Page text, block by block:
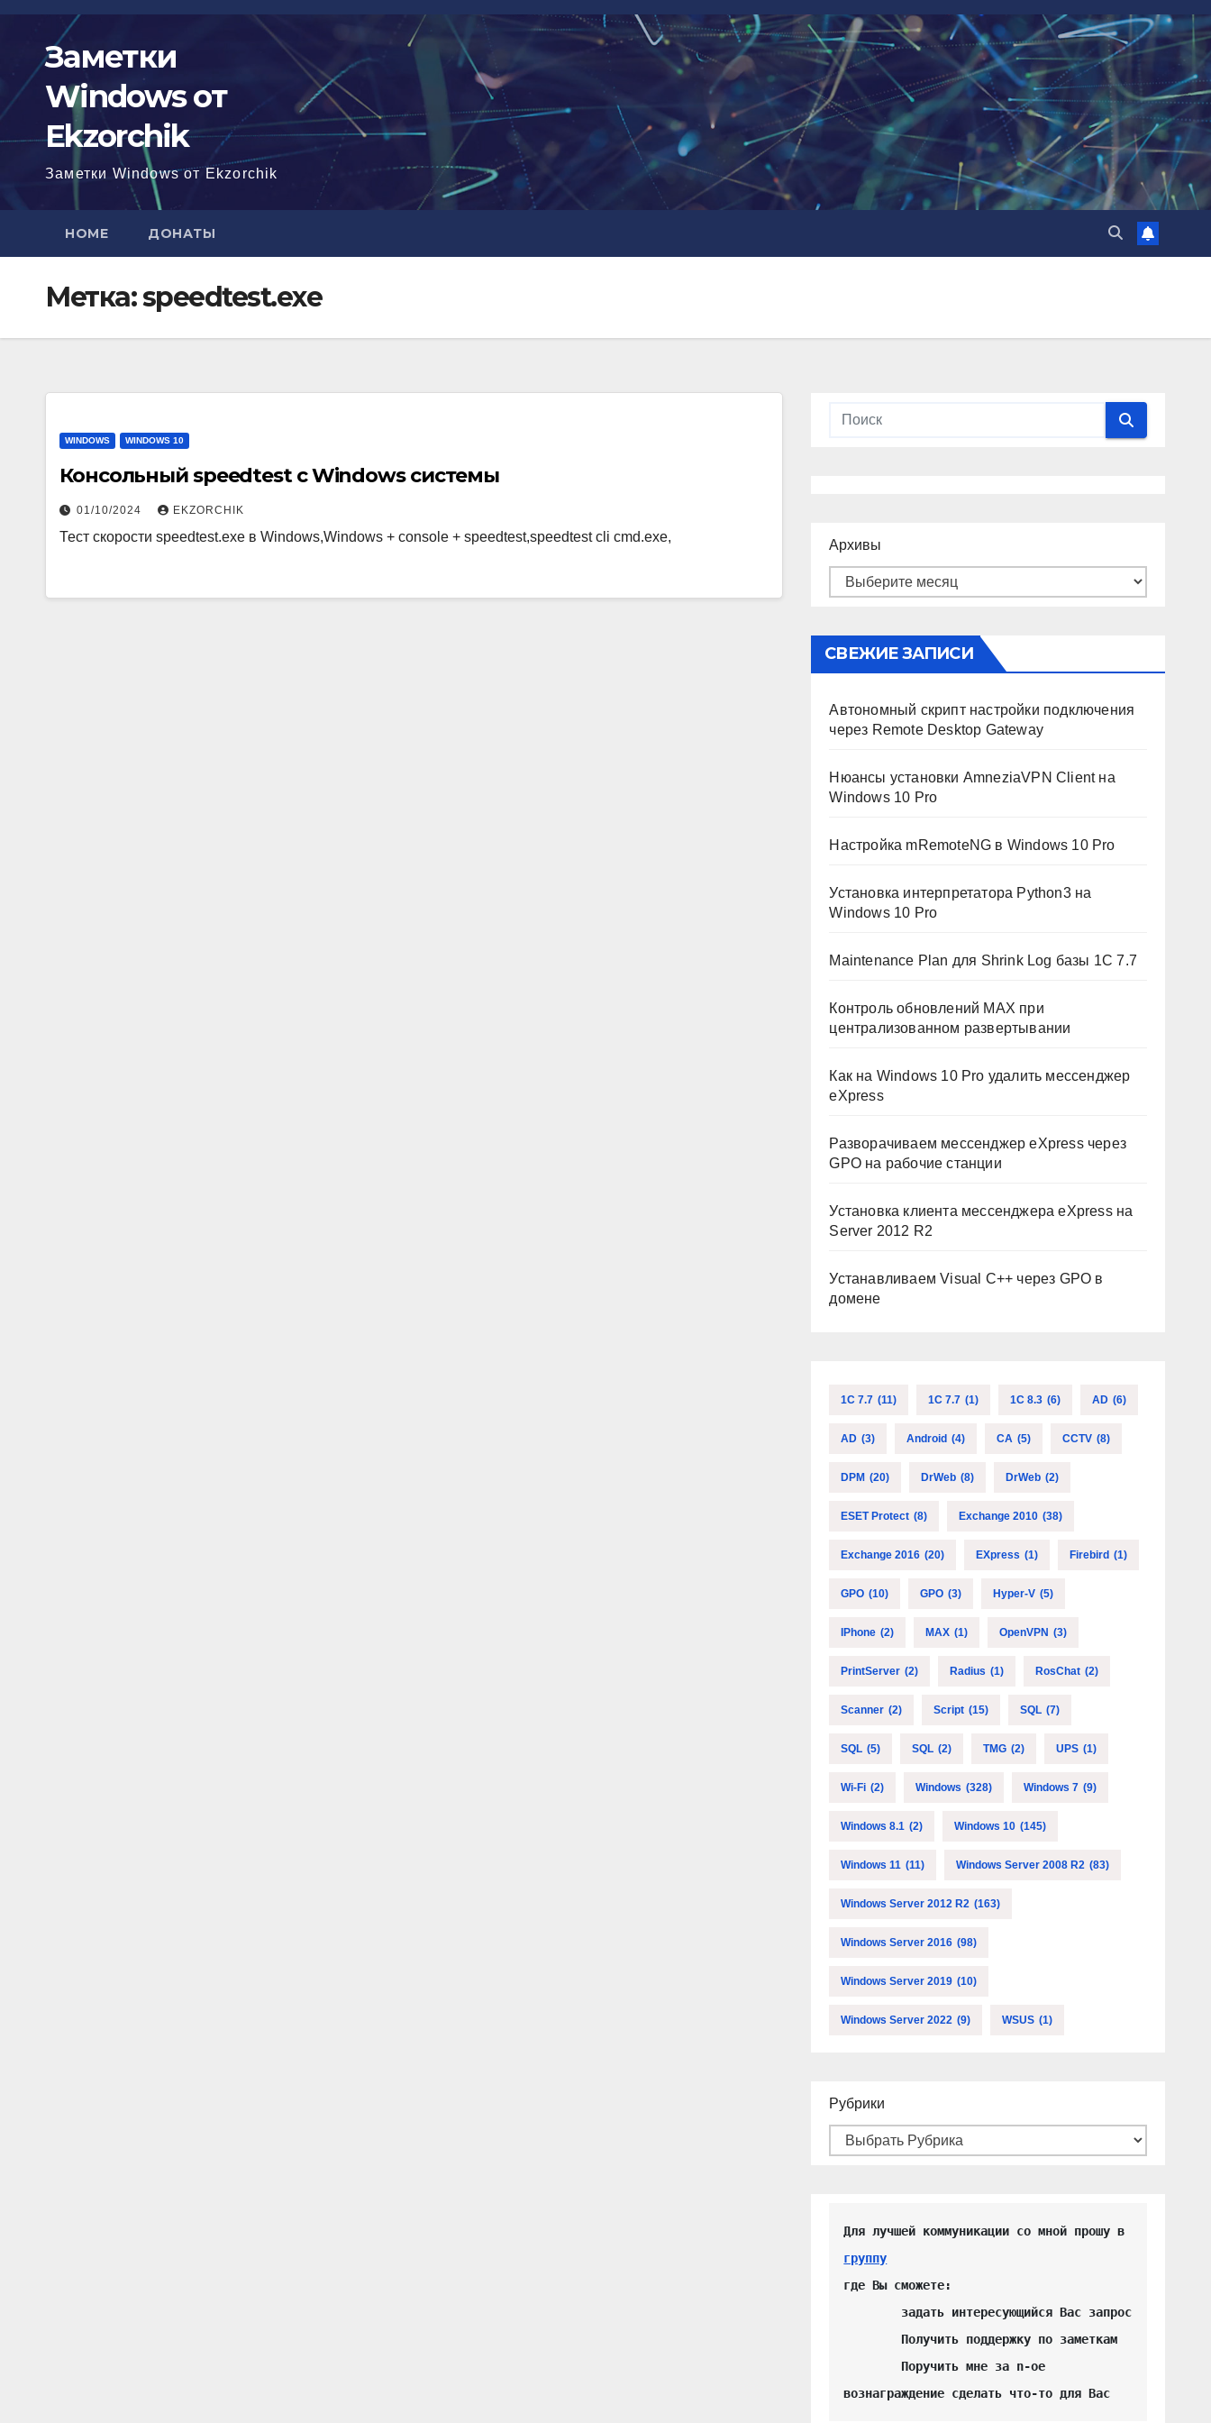
Перейти
содержимомуЗаметки
Windows от
Ekzorchik
Заметки Windows от Ekzorchik
HOME ДОНАТЫ
Метка:speedtest.exe
WINDOWS WINDOWS 10
Консольный speedtest с Windows системы
01/10/2024 EKZORCHIK
Тест скорости speedtest.exe в Windows,Windows + console + speedtest,speedtest cli cmd.exe,
Архивы
СВЕЖИЕ ЗАПИСИ
Автономный скрипт настройки подключения
через Remote Desktop Gateway
Нюансы установки AmneziaVPN Client на
Windows 10 Pro
Настройка mRemoteNG в Windows 10 Pro
Установка интерпретатора Python3 на
Windows 10 Pro
Maintenance Plan для Shrink Log базы 1C 7.7
Контроль обновлений MAX при
централизованном развертывании
Как на Windows 10 Pro удалить мессенджер
eXpress
Разворачиваем мессенджер eXpress через
GPO на рабочие станции
Установка клиента мессенджера eXpress на
Server 2012 R2
Устанавливаем Visual C++ через GPO в
домене
1C 7.7 (11) 1C 7.7 (1) 1C 8.3 (6) AD (6)
AD (3) Android (4) CA (5) CCTV (8)
DPM (20) DrWeb (8) DrWeb (2)
ESET Protect (8) Exchange 2010 (38)
Exchange 2016 (20) EXpress (1) Firebird (1)
GPO (10) GPO (3) Hyper-V (5)
IPhone (2) MAX (1) OpenVPN (3)
PrintServer (2) Radius (1) RosChat (2)
Scanner (2) Script (15) SQL (7)
SQL (5) SQL (2) TMG (2) UPS (1)
Wi-Fi (2) Windows (328) Windows 7 (9)
Windows 8.1 (2) Windows 10 (145)
Windows 11 (11) Windows Server 2008 R2 (83)
Windows Server 2012 R2 (163)
Windows Server 2016 (98)
Windows Server 2019 (10)
Windows Server 2022 (9) WSUS (1)
Рубрики
группу
где Вы сможете:
вознаграждение сделать что-то для Вас